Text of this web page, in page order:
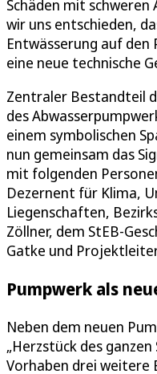
Schäden mit
wir uns entschieden,
Entwässerung auf den
eine neue technische
Zentraler Bestandteil
des
einem symbolischen
nun gemeinsam das
mit folgenden
Dezernent für Klima,
Liegenschaften,
Zöllner, dem StEB-
Gatke und
Pumpwerk als
Neben dem neuen
„Herzstück des
Vorhaben drei weitere